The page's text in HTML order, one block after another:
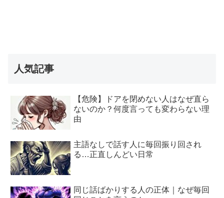
人気記事
【危険】ドアを閉めない人はなぜ直ら
ないのか？何度言っても変わらない理
由
主語なしで話す人に毎回振り回され
る…正直しんどい日常
同じ話ばかりする人の正体｜なぜ毎回